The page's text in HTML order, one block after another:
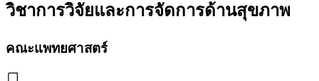
วิชาการวิจัยและการจัดการด้านสุขภาพ
คณะแพทยศาสตร์